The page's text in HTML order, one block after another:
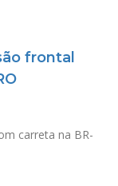
frontal
carreta na BR-